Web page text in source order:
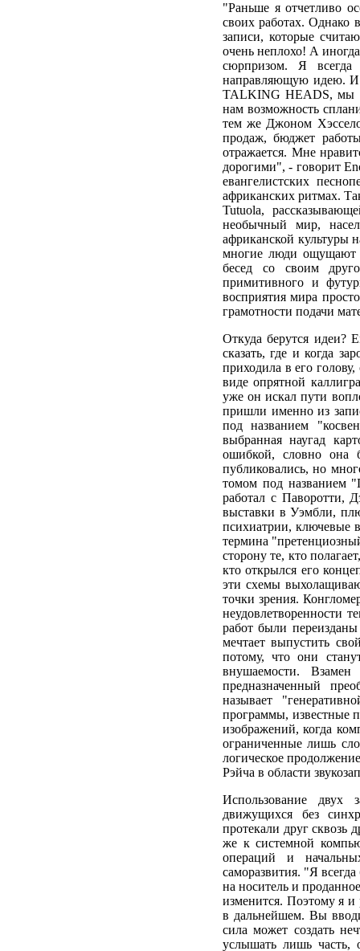
"Раньше я отчетливо
своих работах. Однако
записи, которые
очень неплохо! А
сюрпризом. Я
направляющую идею. И
TALKING HEADS, мы
нам возможность
тем же Джоном
продаж, бюджет
отражается. Мне
дорогими", - говорит
евангелистских
африканских ритмах.
Tutuola,
необычный мир,
африканской культуры
многие люди ощущают
бесед со своим
примитивного и
восприятия мира
грамотности подачи
Откуда берутся идеи?
сказать, где и когда
приходила в его
виде опрятной
уже он искал пути
пришли именно из
под названием
выбранная наугад
ошибкой, словно она
публиковались, но
томом под названием
работал с Паворотти,
выставки в Уэмбли,
психиатрии, ключевые
термина
сторону те, кто
кто открылся его
эти схемы
точки зрения.
неудовлетворенности
работ были
мечтает выпустить
потому, что они
внушаемости. Взамен
предназначенный
называет
программы, известные
изображений, когда
ограниченные лишь
логическое
Рэйча в области
Использование двух
движущихся без
протекали друг сквозь
же к системной
операций и
саморазвития. "Я
на носитель и
изменится. Поэтому я
в дальнейшем. Вы
сила может создать
услышать лишь часть,